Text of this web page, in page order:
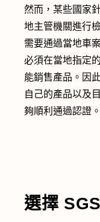
然而，某些國家
地主管機關進行
需要通過當地車
必須在當地指定
能銷售產品。因
自己的產品以及
夠順利通過認證。
選擇